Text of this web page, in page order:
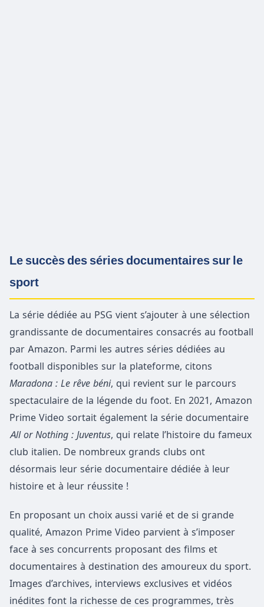
Le succès des séries documentaires sur le
sport
La série dédiée au PSG vient s’ajouter à une sélection
grandissante de documentaires consacrés au football
par Amazon. Parmi les autres séries dédiées au
football disponibles sur la plateforme, citons
Maradona : Le rêve béni, qui revient sur le parcours
spectaculaire de la légende du foot. En 2021, Amazon
Prime Video sortait également la série documentaire
All or Nothing : Juventus, qui relate l’histoire du fameux
club italien. De nombreux grands clubs ont
désormais leur série documentaire dédiée à leur
histoire et à leur réussite !
En proposant un choix aussi varié et de si grande
qualité, Amazon Prime Video parvient à s’imposer
face à ses concurrents proposant des films et
documentaires à destination des amoureux du sport.
Images d’archives, interviews exclusives et vidéos
inédites font la richesse de ces programmes, très